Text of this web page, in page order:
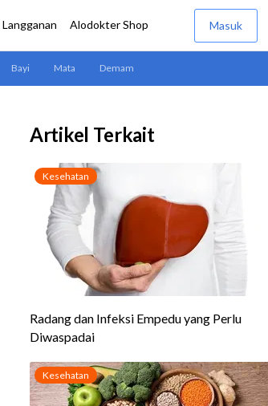
Artikel Terkait